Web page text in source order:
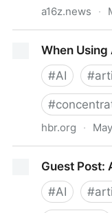
a16z.news ·
When Using
#AI #
#
hbr.org ·
Guest Post:
#AI #